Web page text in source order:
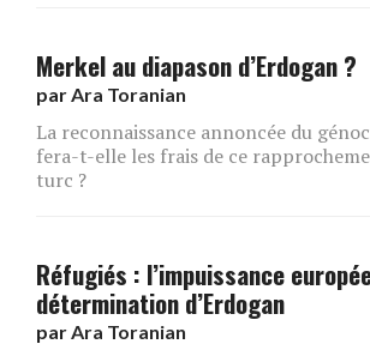
Merkel au diapason d’Erdogan ?
parAra Toranian
La reconnaissance annoncée du
fera-t-elle les frais de ce
turc ?
Réfugiés : l’impuissance
détermination d’Erdogan
parAra Toranian